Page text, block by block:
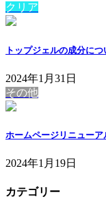
クリア
トップジェルの成分につ
2024年1月31日
その他
ホームページリニューア
2024年1月19日
カテゴリー